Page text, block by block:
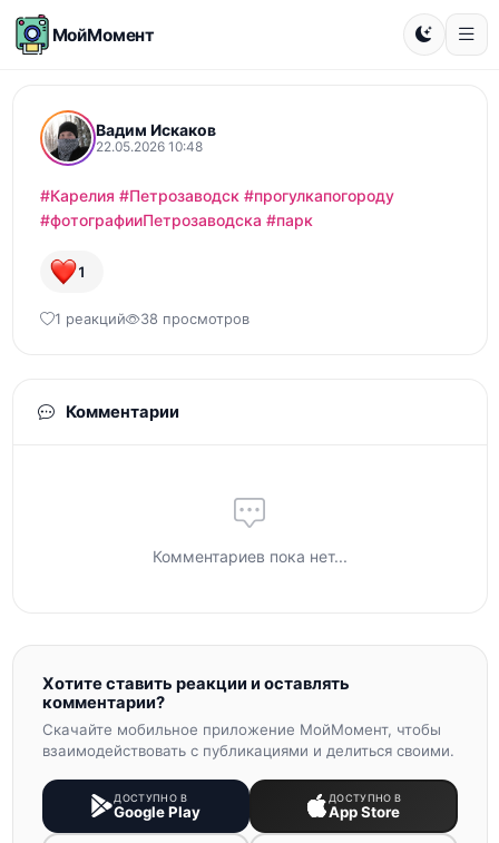
МойМомент
Вадим Искаков
22.05.2026 10:48
#Карелия #Петрозаводск #прогулкапогороду
#фотографииПетрозаводска #парк
1
1 реакций 38 просмотров
Комментарии
Комментариев пока нет...
Хотите ставить реакции и оставлять
комментарии?
Скачайте мобильное приложение МойМомент, чтобы
взаимодействовать с публикациями и делиться своими.
ДОСТУПНО В
Google Play
ДОСТУПНО В
App Store